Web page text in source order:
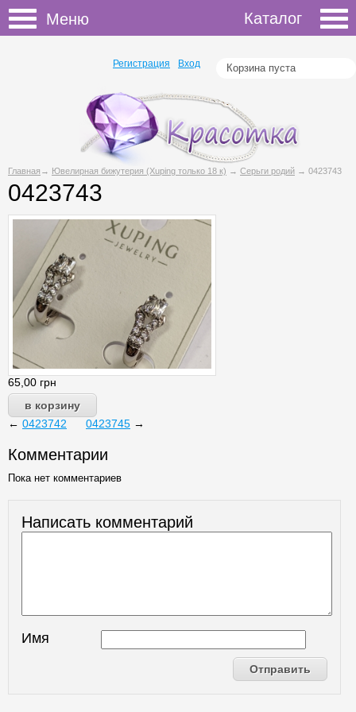
Меню Каталог
Корзина пуста
Регистрация Вход
Главная → Ювелирная бижутерия (Xuping только 18 к) → Серьги родий → 0423743
0423743
65,00 грн
← 0423742 0423745 →
Комментарии
Пока нет комментариев
Написать комментарий
Имя